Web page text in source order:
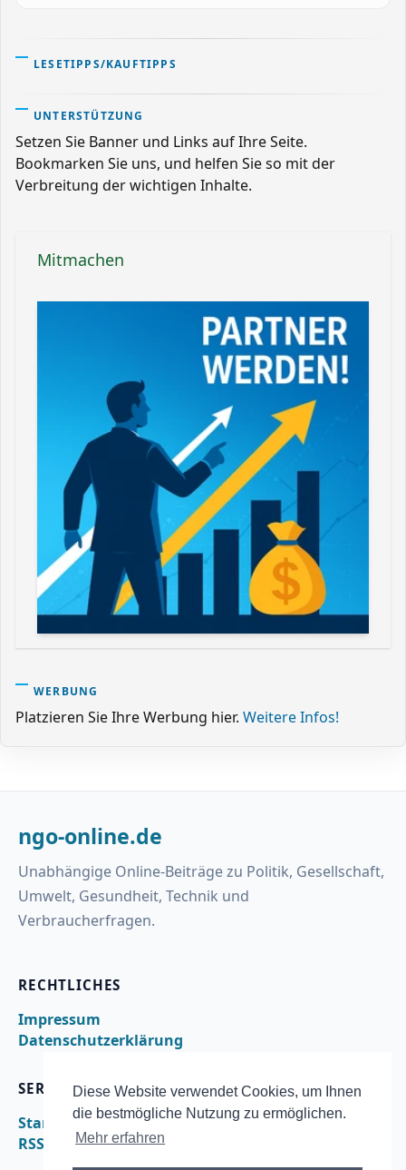
Diese Website verwendet Cookies, um Ihnen
die bestmögliche Nutzung zu ermöglichen.
Mehr erfahren
LESETIPPS/KAUFTIPPS
UNTERSTÜTZUNG
Setzen Sie Banner und Links auf Ihre Seite.
Bookmarken Sie uns, und helfen Sie so mit der
Verbreitung der wichtigen Inhalte.
Mitmachen
WERBUNG
Platzieren Sie Ihre Werbung hier. Weitere Infos!
ngo-online.de
Unabhängige Online-Beiträge zu Politik, Gesellschaft,
Umwelt, Gesundheit, Technik und
Verbraucherfragen.
RECHTLICHES
Impressum
Datenschutzerklärung
SERVICE
Startseite
RSS